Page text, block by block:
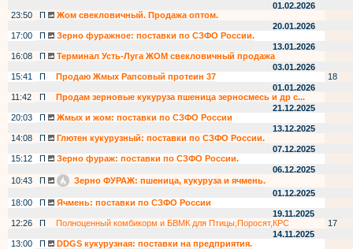
01.02.2026
23:50
П
Жом свекловичный. Продажа оптом.
20.01.2026
17:00
П
Зерно фуражное: поставки по СЗФО России.
13.01.2026
16:08
П
Терминал Усть-Луга ЖОМ свекловичный продажа
03.01.2026
15:41
П Продаю Жмых Рапсовый протеин 37
18
01.01.2026
11:42
П
Продам зерновые кукуруза пшеница зерносмесь и др с...
21.12.2025
20:03
П
Жмых и жом: поставки по СЗФО России
13.12.2025
14:08
П
Глютен кукурузный: поставки по СЗФО России.
07.12.2025
15:12
П
Зерно фураж: поставки по СЗФО России.
06.12.2025
10:43
П
Зерно ФУРАЖ: пшеница, кукуруза и ячмень.
01.12.2025
18:00
П
Ячмень: поставки по СЗФО России
19.11.2025
12:26
П Полноценный комбикорм и БВМК для Птицы,Поросят,КРС
17
14.11.2025
13:00
П
DDGS кукурузная: поставки на предприятия.